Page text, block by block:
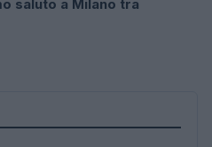
saluto a Milano tra